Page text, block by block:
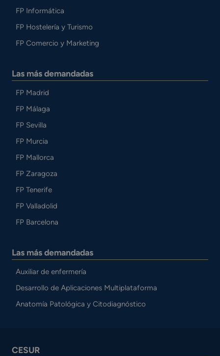
FP Informática
FP Hostelería y Turismo
FP Comercio y Marketing
Las más demandadas
FP Madrid
FP Málaga
FP Sevilla
FP Murcia
FP Mallorca
FP Zaragoza
FP Tenerife
FP Valladolid
FP Barcelona
Las más demandadas
Auxiliar de enfermería
Desarrollo de Aplicaciones Multiplataforma
Anatomía Patológica y Citodiagnóstico
CESUR